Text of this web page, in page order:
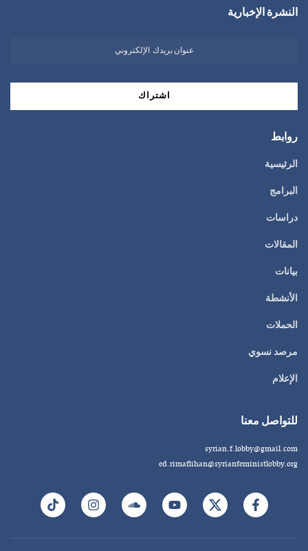
النشرة الإخبارية
روابط
الرئيسية
البرامج
دراسات
المقالات
بيانات
الأنشطة
الحملات
مرصد نسوي
الإعلام
للتواصل معنا
syrian.f.lobby@gmail.com
ed.rimaflihan@syrianfeministlobby.org